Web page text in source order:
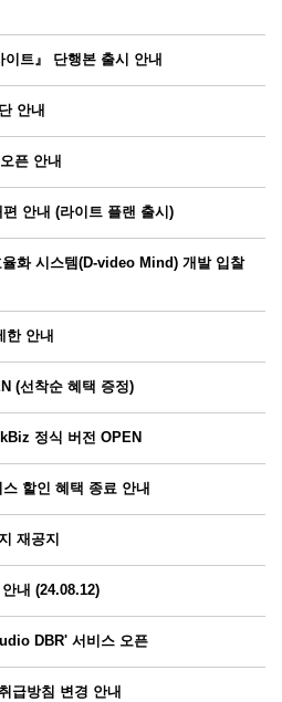
이트』 단행본 출시 안내
안내
픈 안내
안내 (라이트 플랜 출시)
화 시스템(D-video Mind) 개발 입찰
한 안내
(선착순 혜택 증정)
정식 버전 OPEN
할인 혜택 종료 안내
재공지
내 (24.08.12)
DBR' 서비스 오픈
급방침 변경 안내